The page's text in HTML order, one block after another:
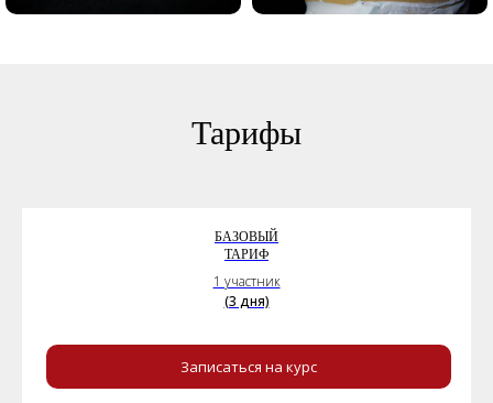
Тарифы
БАЗОВЫЙ
ТАРИФ
1 участник
(3 дня)
Записаться на курс